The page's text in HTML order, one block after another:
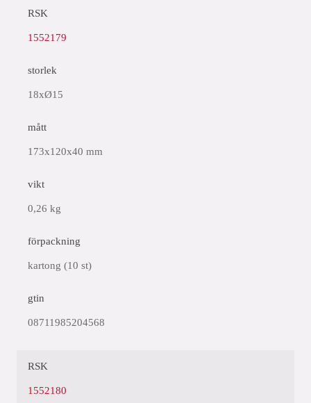
RSK
1552179
storlek
18xØ15
mått
173x120x40 mm
vikt
0,26 kg
förpackning
kartong (10 st)
gtin
08711985204568
RSK
1552180